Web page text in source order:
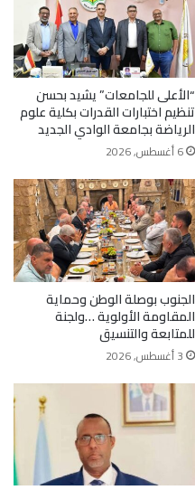
“الأعلى للجامعات” يشيد بحسن
تنظيم اختبارات القدرات بكلية علوم
الرياضة بجامعة الوادي الجديد
6 أغسطس, 2026
الجنوب بوصلة الوطن وحماية
المقاومة الأولوية …ولجنة
للمتابعة والتنسيق
3 أغسطس, 2026